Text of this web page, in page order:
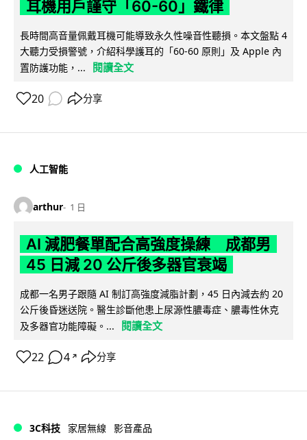
耳機用戶謹守「60-60」鐵律
長時間高音量佩戴耳機可能導致永久性噪音性聽損。本文盤點 4
大聽力受損警號，介紹科學護耳的「60-60 原則」及 Apple 內
置防護功能，...
閱讀全文
20 分享
人工智能
arthur 1 日
AI 減肥餐單配合高強度操練 成都男
45 日減 20 公斤後多器官衰竭
成都一名男子跟隨 AI 制訂高強度減脂計劃，45 日內減去約 20
公斤後昏迷送院。醫生診斷他患上尿源性膿毒症、膿毒性休克
及多器官功能障礙。...
閱讀全文
22 4 ↗ 分享
3C科技 家居無線 影音產品